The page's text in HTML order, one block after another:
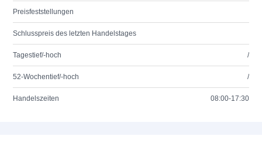
Preisfeststellungen
Schlusspreis des letzten Handelstages
Tagestief/-hoch /
52-Wochentief/-hoch /
Handelszeiten 08:00-17:30